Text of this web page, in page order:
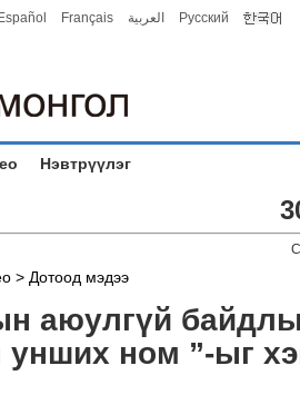
Español Français العربية Русский
Нэвтрүүлэг
> Дотоод мэдээ
аюулгүй
унших ном ”-ыг